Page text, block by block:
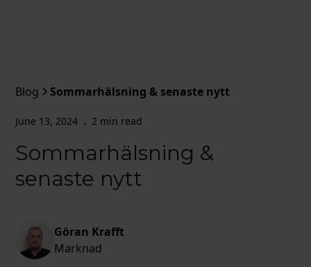
Blog Sommarhälsning & senaste nytt
June 13, 2024 • 2 min read
Sommarhälsning &
senaste nytt
Göran Krafft
Marknad